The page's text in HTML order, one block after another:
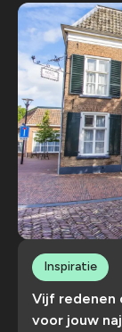
Vijf redenen
voor jouw
Inspiratie